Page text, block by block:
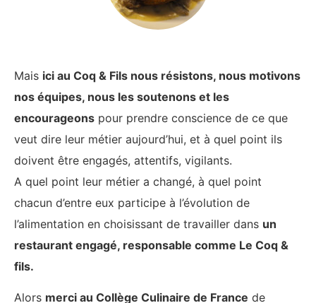
Mais ici au Coq & Fils nous résistons, nous motivons
nos équipes, nous les soutenons et les
encourageons pour prendre conscience de ce que
veut dire leur métier aujourd’hui, et à quel point ils
doivent être engagés, attentifs, vigilants.
A quel point leur métier a changé, à quel point
chacun d’entre eux participe à l’évolution de
l’alimentation en choisissant de travailler dans un
restaurant engagé, responsable comme Le Coq &
fils.
Alors merci au Collège Culinaire de France de